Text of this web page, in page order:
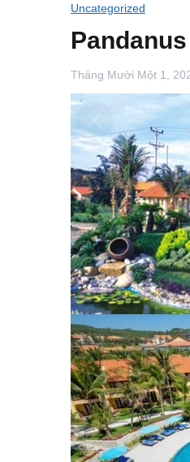
Uncategorized
Tháng Mười Một 1,